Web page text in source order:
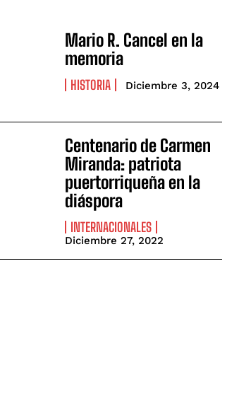
Mario R. Cancel en la
memoria
HISTORIA Diciembre 3, 2024
Centenario de Carmen
Miranda: patriota
puertorriqueña en la
diáspora
INTERNACIONALES
Diciembre 27, 2022